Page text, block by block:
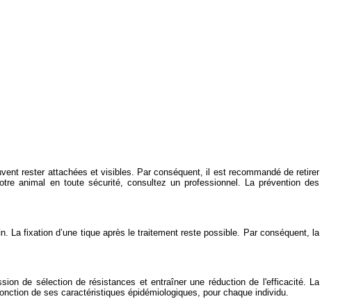
rester attachées et visibles. Par conséquent, il est recommandé de retirer
animal en toute sécurité, consultez un professionnel. La prévention des
La fixation d’une tique après le traitement reste possible. Par conséquent, la
de sélection de résistances et entraîner une réduction de l'efficacité. La
de ses caractéristiques épidémiologiques, pour chaque individu.